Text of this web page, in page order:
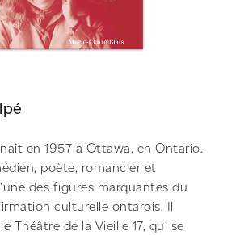
en 1957 à Ottawa, en Ontario.
poète, romancier et
des figures marquantes du
culturelle ontarois. Il
Théâtre de la Vieille 17, qui se